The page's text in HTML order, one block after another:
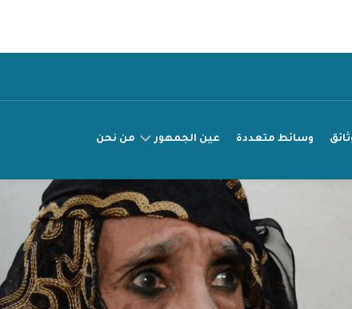
عريضة
راقب
انتهاك